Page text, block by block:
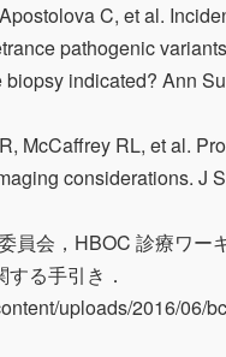
C, et al.
pathogenic
indicated? Ann
McCaffrey RL, et al.
considerations. J
員会，HBOC 診療ワ
る手引き．
uploads/2016/06/